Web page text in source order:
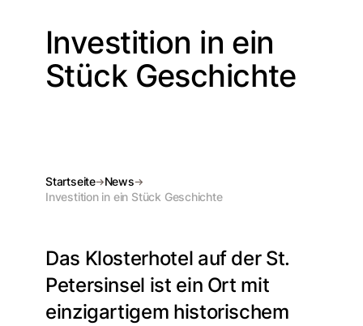
Investition in ein
Stück Geschichte
Startseite
News
Investition in ein Stück Geschichte
Das Klosterhotel auf der St.
Petersinsel ist ein Ort mit
einzigartigem historischem